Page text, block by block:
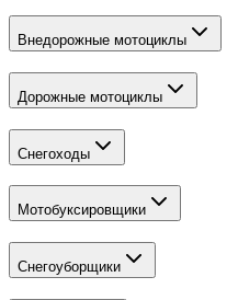
Внедорожные мотоциклы
Дорожные мотоциклы
Снегоходы
Мотобуксировщики
Снегоуборщики